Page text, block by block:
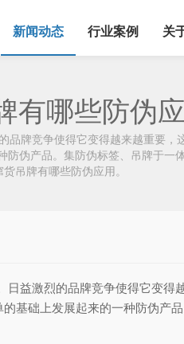
新闻动态 行业案例 关
有哪些防伪
牌竞争使得它变得越来越重要
伪产品。集防伪标签、吊牌于
吊牌有哪些防伪应用。
益激烈的品牌竞争使得它变
础上发展起来的一种防伪产